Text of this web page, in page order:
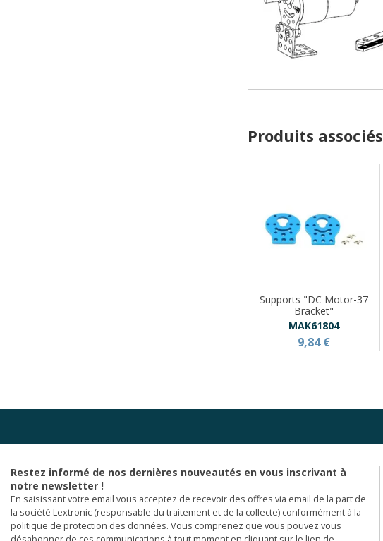
Produits associés
Supports "DC Motor-37
Bracket"
MAK61804
9,84 €
Restez informé de nos dernières nouveautés en vous inscrivant à
notre newsletter !
En saisissant votre email vous acceptez de recevoir des offres via email de la part de
la société Lextronic (responsable du traitement et de la collecte) conformément à la
politique de protection des données. Vous comprenez que vous pouvez vous